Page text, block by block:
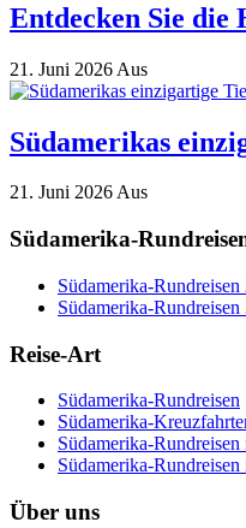
Entdecken Sie die
21. Juni 2026 Aus
Südamerikas
21. Juni 2026Aus
Südamerika-
Südamerika-Rundreisen
Südamerika-Rundreisen
Reise-Art
Südamerika-Rundreisen
Südamerika-
Südamerika-
Südamerika-
Über uns